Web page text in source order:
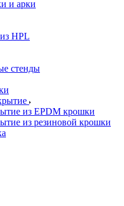
и арки
HPL
стенды
из EPDM крошки
из резиновой крошки